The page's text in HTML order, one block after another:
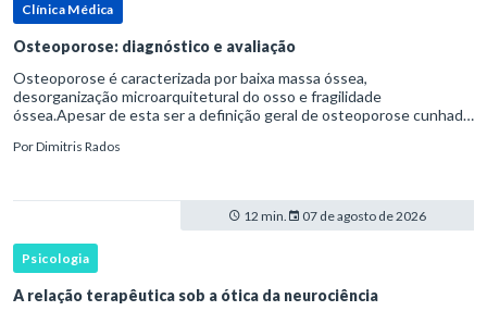
Clínica Médica
Osteoporose: diagnóstico e avaliação
Osteoporose é caracterizada por baixa massa óssea,
desorganização microarquitetural do osso e fragilidade
óssea.Apesar de esta ser a definição geral de osteoporose cunhada
patofisiológico, e não c
PorDimitris Rados
12 min. 07 de agosto de 2026
Psicologia
A relação terapêutica sob a ótica da neurociência